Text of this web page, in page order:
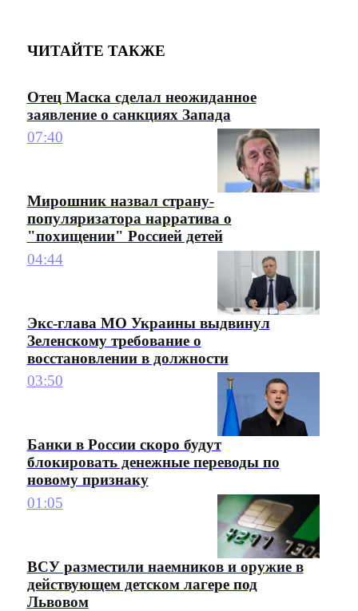
ЧИТАЙТЕ ТАКЖЕ
Отец Маска сделал неожиданное
заявление о санкциях Запада
07:40
Мирошник назвал страну-
популяризатора нарратива о
"похищении" Россией детей
04:44
Экс-глава МО Украины выдвинул
Зеленскому требование о
восстановлении в должности
03:50
Банки в России скоро будут
блокировать денежные переводы по
новому признаку
01:05
ВСУ разместили наемников и оружие в
действующем детском лагере под
Львовом